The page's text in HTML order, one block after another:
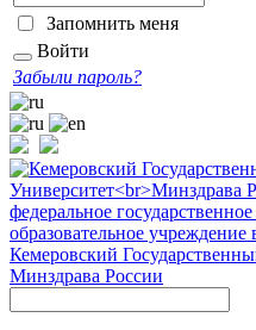
Запомнить меня
Войти
Забыли пароль?
федеральное
образовательное
Кемеровский
Минздрава России